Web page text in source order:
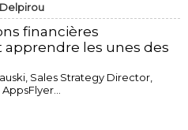
financières
les unes des
Sales Strategy Director,